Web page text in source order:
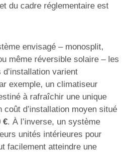
du cadre réglementaire est
envisagé – monosplit,
même réversible solaire – les
varient
exemple, un climatiseur
à rafraîchir une unique
coût d’installation moyen situé
€. À l’inverse, un système
unités intérieures pour
facilement atteindre une